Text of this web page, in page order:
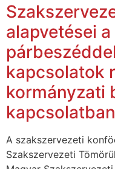
alapvetései
kapcsolatok
kormányzati
kapcsolatban
A szakszervezeti
Szakszervezeti